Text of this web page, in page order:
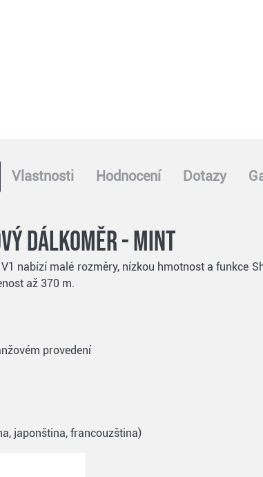
Vlastnosti Hodnocení Dotazy
dálkoměr - mint
nabízí malé rozměry, nízkou hmotnost a funkce
až 370 m.
provedení
japonština, francouzština)